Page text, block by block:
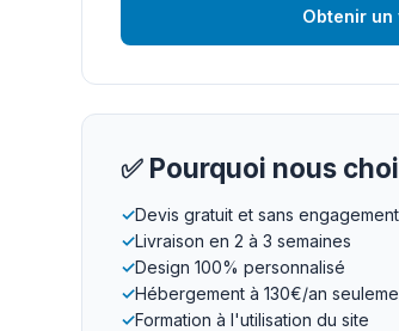
Obtenir
✅ Pourquoi nous
✓Devis gratuit et sans engagement
✓Livraison en 2 à 3 semaines
✓Design 100% personnalisé
✓Hébergement à 130€/an
✓Formation à l'utilisation du site